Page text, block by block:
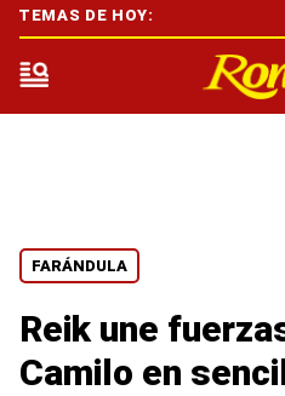
FARÁNDULA
Reik une
Camilo en
TEMAS DE HOY: